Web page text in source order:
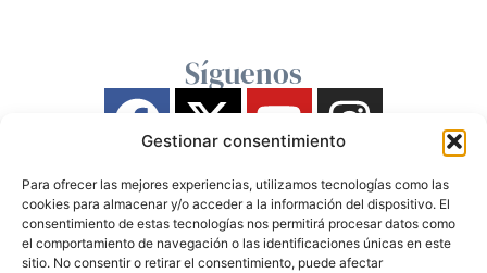
Gestionar consentimiento
Para ofrecer las mejores experiencias, utilizamos tecnologías como las
cookies para almacenar y/o acceder a la información del dispositivo. El
consentimiento de estas tecnologías nos permitirá procesar datos como
el comportamiento de navegación o las identificaciones únicas en este
sitio. No consentir o retirar el consentimiento, puede afectar
Síguenos